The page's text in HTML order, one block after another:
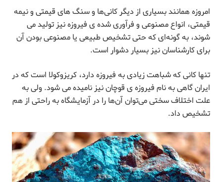
امروزه همانند بسیاری از دیگر کانی‌ها و سنگ های قیمتی و نیمه
قیمتی، انواع مصنوعی و فرآوری ‌شده ی فیروزه نیز تولید می
شوند، به گونه‌ای که حتی تشخیص طبیعی یا مصنوعی بودن آن
برای کارشناسان نیز بسیار دشوار است.
تنها کانی که شباهت زیادی به فیروزه دارد، کریزوکولا است که در
ایران گاهی به نام فیروزه ی قوچان نیز نامیده می شود. ولی به
علت اختلاف سختی می‌توان آن‌ها را در آزمایشگاه به راحتی از هم
تشخیص داد.